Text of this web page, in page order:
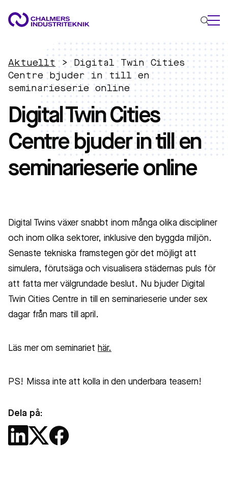
VAD VI GÖR
VÅRA EXPERTOMRÅDEN
Cirkulär ekonomi
Energi
Innovationsledning
Material
Tillämpad AI
AKTUELLT
Aktuellt > Digital Twin Cities
Centre bjuder in till en
seminarieserie online
Digital Twin Cities
Centre bjuder in till en
seminarieserie online
Digital Twins växer snabbt inom många olika discipliner
och inom olika sektorer, inklusive den byggda miljön.
Senaste tekniska framstegen gör det möjligt att
simulera, förutsäga och visualisera städernas puls för
att fatta mer välgrundade beslut. Nu bjuder Digital
Twin Cities Centre in till en seminarieserie under sex
dagar från mars till april.
Läs mer om seminariet här.
PS! Missa inte att kolla in den underbara teasern!
Dela på: